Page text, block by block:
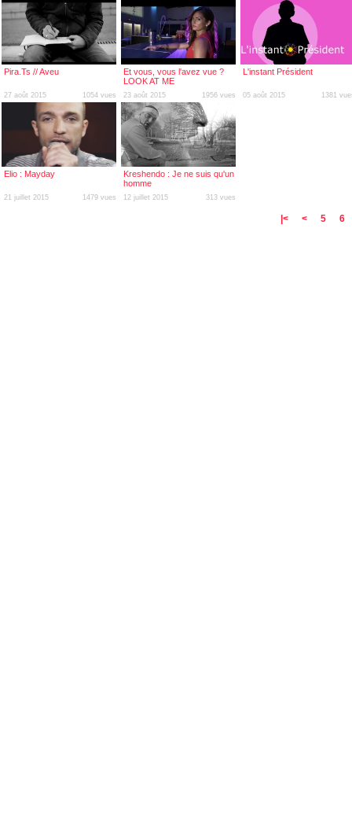
Pira.Ts // Aveu
27 août 2015 1054 vues
Et vous, vous l'avez vue ?
LOOK AT ME
23 août 2015 1956 vues
L'instant Président
05 août 2015 1381
Elio : Mayday
21 juillet 2015 1479 vues
Kreshendo : Je ne suis qu'un
homme
12 juillet 2015 313 vues
|< < 5 6